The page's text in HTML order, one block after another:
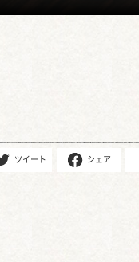
ツイート シェア